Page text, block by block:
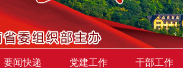
要闻快递 党建工作 干部工作